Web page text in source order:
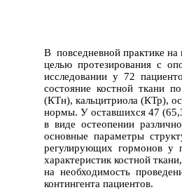
В повседневной практике
целью протезирования с
исследовании у 72
состояние костной ткани
(КТн), кальцитриола (КТр),
нормы. У оставшихся 47
в виде остеопении
основные параметры
регулирующих гормонов у
характеристик костной
на необходимость
контингента пациентов.